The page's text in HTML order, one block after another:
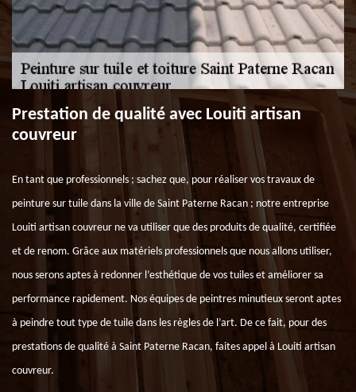
Prestation de qualité avec Louiti artisan
couvreur
En tant que professionnels ; sachez que, pour réaliser vos travaux de
peinture sur tuile dans la ville de Saint Paterne Racan ; notre entreprise
Louiti artisan couvreur ne va utiliser que des produits de qualité, certifiée
et de renom. Grâce aux matériels professionnels que nous allons utiliser,
nous serons aptes à redonner l’esthétique de vos tuiles et améliorer sa
performance rapidement. Nos équipes de peintres minutieux seront aptes
à peindre tout type de tuile dans les règles de l’art. De ce fait, pour des
prestations de qualité à Saint Paterne Racan, faites appel à Louiti artisan
couvreur.